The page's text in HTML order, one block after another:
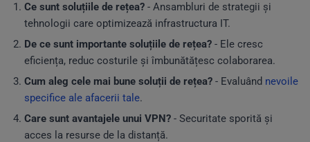
Ce sunt soluțiile de rețea? - Ansambluri de strategii și
tehnologii care optimizează infrastructura IT.
De ce sunt importante soluțiile de rețea? - Ele cresc
eficiența, reduc costurile și îmbunătățesc colaborarea.
Cum aleg cele mai bune soluții de rețea? - Evaluând nevoile
specifice ale afacerii tale.
Care sunt avantajele unui VPN? - Securitate sporită și
acces la resurse de la distanță.